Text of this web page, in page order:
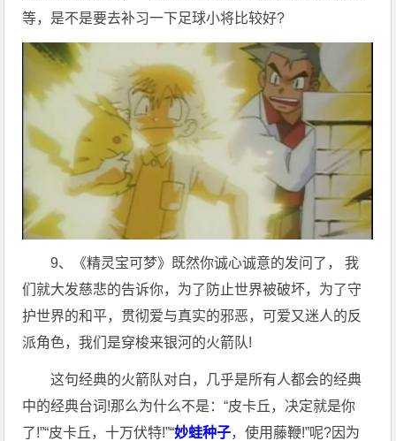
等，是不是要去补习一下足球小将比较好?
9、《精灵宝可梦》既然你诚心诚意的发问了， 我
们就大发慈悲的告诉你，为了防止世界被破坏，为了守
护世界的和平，贯彻爱与真实的邪恶，可爱又迷人的反
派角色，我们是穿梭来银河的火箭队!
这句经典的火箭队对白，几乎是所有人都会的经典
中的经典台词!那么为什么不是：“皮卡丘，决定就是你
了!”“皮卡丘，十万伏特!”“妙蛙种子，使用藤鞭!”呢?因为